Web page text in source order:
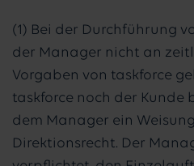
(1) Bei der Durchführung
der Manager nicht an
Vorgaben von taskforce
taskforce noch der Kunde
dem Manager ein
Direktionsrecht. Der